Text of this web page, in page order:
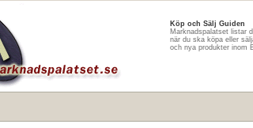
Köp och Sälj Guiden
Marknadspalatset listar
när du ska köpa eller
och nya produkter inom